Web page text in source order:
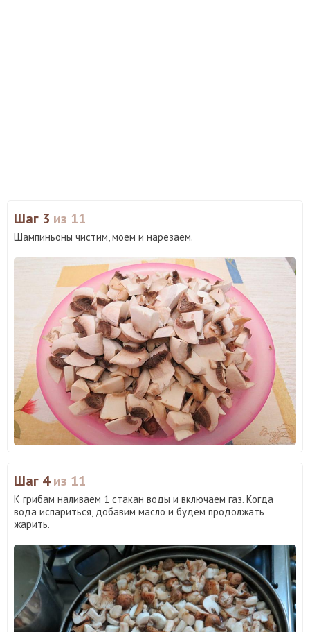
Шаг 3 из 11
Шампиньоны чистим, моем и нарезаем.
Шаг 4из 11
К грибам наливаем 1 стакан воды и включаем газ. Когда
вода испариться, добавим масло и будем продолжать
жарить.